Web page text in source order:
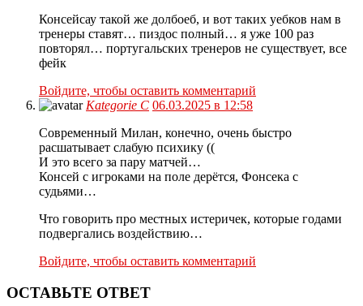
Консейсау такой же долбоеб, и вот таких уебков нам в
тренеры ставят… пиздос полный… я уже 100 раз
повторял… португальских тренеров не существует, все
фейк
Войдите, чтобы оставить комментарий
Kategorie C 06.03.2025 в 12:58
Современный Милан, конечно, очень быстро
расшатывает слабую психику ((
И это всего за пару матчей…
Консей с игроками на поле дерётся, Фонсека с
судьями…
Что говорить про местных истеричек, которые годами
подвергались воздействию…
Войдите, чтобы оставить комментарий
ОСТАВЬТЕ ОТВЕТ